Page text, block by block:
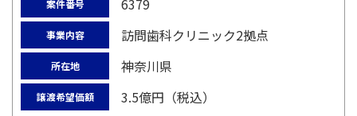
案件番号 6379
事業内容 訪問歯科クリニック2拠点
所在地 神奈川県
譲渡希望価額 3.5億円（税込）